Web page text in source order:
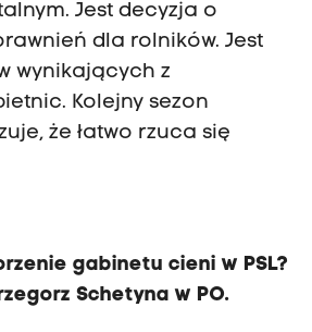
Jest decyzja o
dla rolników. Jest
wynikających z
Kolejny sezon
że łatwo rzuca się
gabinetu cieni w PSL?
Schetyna w PO.